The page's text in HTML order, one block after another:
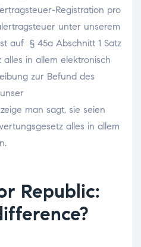
Registration pro
unter unserem
auf § 45a Abschnitt 1 Satz
alles in allem elektronisch
zur Befund des
man sagt, sie seien
alles in allem
Republic: